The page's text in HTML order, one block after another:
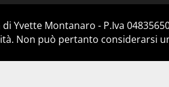
Yvette Montanaro - P.Iva
Non può pertanto considerarsi